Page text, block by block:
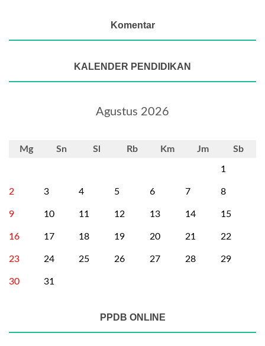
Komentar
KALENDER PENDIDIKAN
Agustus 2026
Mg Sn Sl Rb Km Jm Sb
1
2 3 4 5 6 7 8
9 10 11 12 13 14 15
16 17 18 19 20 21 22
23 24 25 26 27 28 29
30 31
PPDB ONLINE